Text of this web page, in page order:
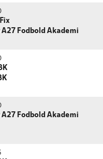
A27 Fodbold Akademi
A27 Fodbold Akademi